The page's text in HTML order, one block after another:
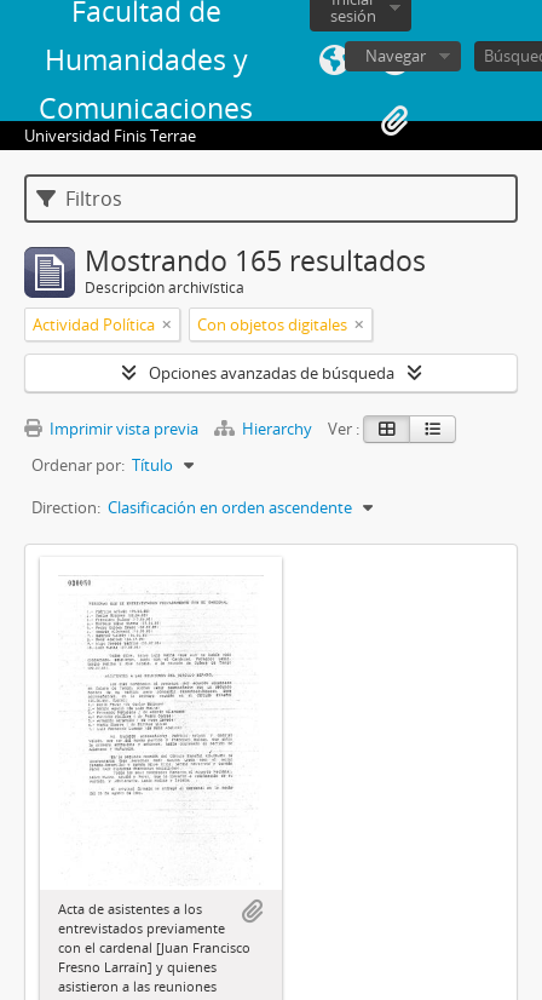
Facultad de
Humanidades y
Comunicaciones
sesión
Navegar
Universidad Finis Terrae
Filtros
Mostrando 165 resultados
Descripción archivística
Actividad Política Con objetos digitales
Opciones avanzadas de búsqueda
Imprimir vista previa Hierarchy
Ver :
Ordenar por: Título
Direction: Clasificación en orden ascendente
Acta de asistentes a los
entrevistados previamente
con el cardenal [Juan Francisco
Fresno Larraín] y quienes
asistieron a las reuniones